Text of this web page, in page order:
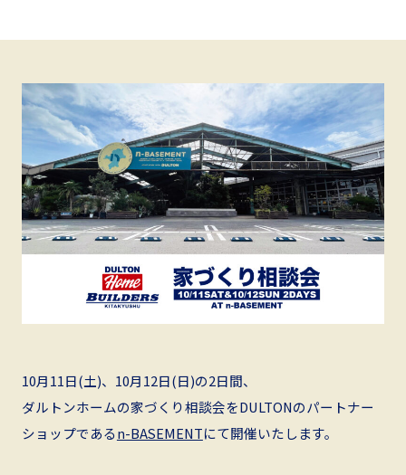
10月11日(土)、10月12日(日)の2日間、
ダルトンホームの家づくり相談会をDULTONのパートナー
ショップであるn-BASEMENTにて開催いたします。